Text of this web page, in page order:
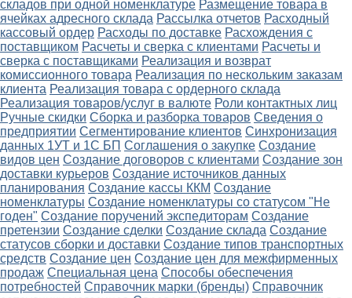
складов при одной номенклатуре Размещение товара в
ячейках адресного склада Рассылка отчетов Расходный
кассовый ордер Расходы по доставке Расхождения с
поставщиком Расчеты и сверка с клиентами Расчеты и
сверка с поставщиками Реализация и возврат
комиссионного товара Реализация по нескольким заказам
клиента Реализация товара с ордерного склада
Реализация товаров/услуг в валюте Роли контактных лиц
Ручные скидки Сборка и разборка товаров Сведения о
предприятии Сегментирование клиентов Синхронизация
данных 1УТ и 1С БП Соглашения о закупке Создание
видов цен Создание договоров с клиентами Создание зон
доставки курьеров Создание источников данных
планирования Создание кассы ККМ Создание
номенклатуры Создание номенклатуры со статусом "Не
годен" Создание поручений экспедиторам Создание
претензии Создание сделки Создание склада Создание
статусов сборки и доставки Создание типов транспортных
средств Создание цен Создание цен для межфирменных
продаж Специальная цена Способы обеспечения
потребностей Справочник марки (бренды) Справочник